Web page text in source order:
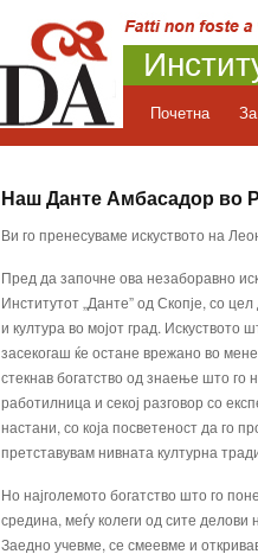
Почетна За
Наш Данте Амбасадор во
Ви го пренесуваме искуството на
Пред да започне ова незаборавно
Институтот „Данте” од Скопје, со
и култура во мојот град.
засекогаш ќе остане врежано во
стекнав богатство од знаење што го
работилница и секој разговор со
настани, со која посветеност да го
претставувам нивната културна
Но најголемото богатство што го
средина, меѓу колеги од сите делови
Заедно учевме, се смеевме и